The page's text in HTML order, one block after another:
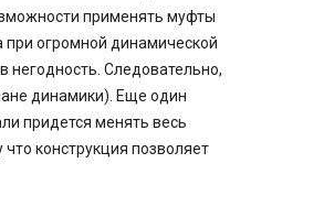
применять муфты
огромной динамической
негодность. Следовательно,
динамики). Еще один
придется менять весь
конструкция позволяет